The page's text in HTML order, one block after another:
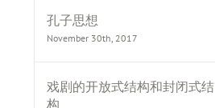
孔子思想
November 30th, 2017
戏剧的开放式结构和封闭式结
构